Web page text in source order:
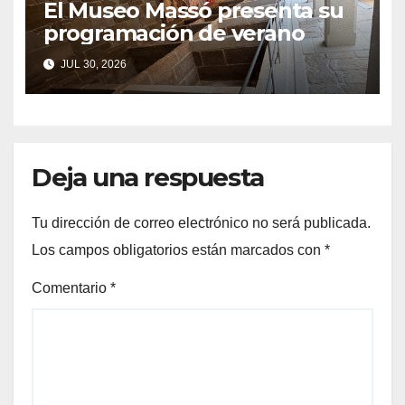
El Museo Massó presenta su
programación de verano
JUL 30, 2026
Deja una respuesta
Tu dirección de correo electrónico no será publicada.
Los campos obligatorios están marcados con *
Comentario *